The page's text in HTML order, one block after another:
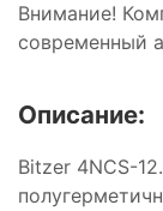
Внимание!
современный
Описание:
Bitzer 4NCS-